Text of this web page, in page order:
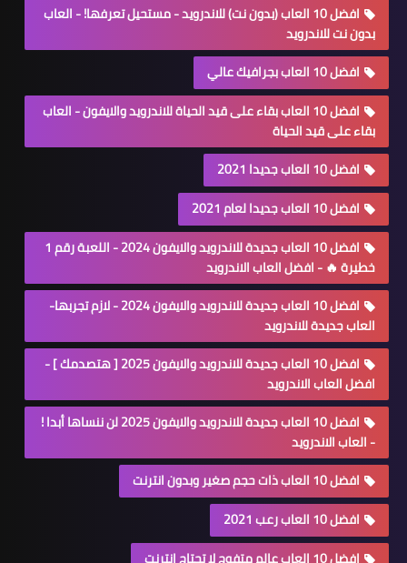
افضل 10 العاب (بدون نت) للاندرويد - مستحيل تعرفها! - العاب
بدون نت للاندرويد
افضل 10 العاب بجرافيك عالي
افضل 10 العاب بقاء على قيد الحياة للاندرويد والايفون - العاب
بقاء على قيد الحياة
افضل 10 العاب جديدا 2021
افضل 10 العاب جديدا لعام 2021
افضل 10 العاب جديدة للاندرويد والايفون 2024 - اللعبة رقم 1
خطيرة 🔥 - افضل العاب الاندرويد
افضل 10 العاب جديدة للاندرويد والايفون 2024 - لازم تجربها-
العاب جديدة للاندرويد
افضل 10 العاب جديدة للاندرويد والايفون 2025 [ هتصدمك ] -
افضل العاب الاندرويد
افضل 10 العاب جديدة للاندرويد والايفون 2025 لن ننساها أبدا !
- العاب الاندرويد
افضل 10 العاب ذات حجم صغير وبدون انترنت
افضل 10 العاب رعب 2021
افضل 10 العاب عالم متفوح لا تحتاج انترنت